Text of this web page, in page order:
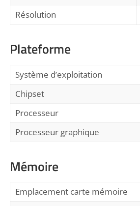
Résolution
Plateforme
Système d’exploitation
Chipset
Processeur
Processeur graphique
Mémoire
Emplacement carte mémoire